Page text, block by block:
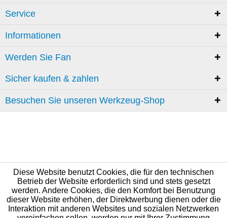
Service
Informationen
Werden Sie Fan
Sicher kaufen & zahlen
Besuchen Sie unseren Werkzeug-Shop
Diese Website benutzt Cookies, die für den technischen
Betrieb der Website erforderlich sind und stets gesetzt
werden. Andere Cookies, die den Komfort bei Benutzung
dieser Website erhöhen, der Direktwerbung dienen oder die
Interaktion mit anderen Websites und sozialen Netzwerken